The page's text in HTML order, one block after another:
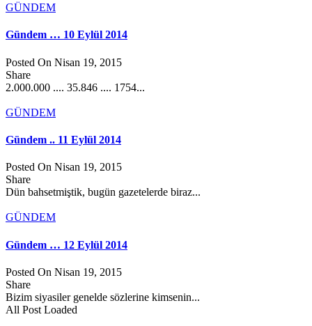
GÜNDEM
Gündem … 10 Eylül 2014
Posted On Nisan 19, 2015
Share
2.000.000 .... 35.846 .... 1754...
GÜNDEM
Gündem .. 11 Eylül 2014
Posted On Nisan 19, 2015
Share
Dün bahsetmiştik, bugün gazetelerde biraz...
GÜNDEM
Gündem … 12 Eylül 2014
Posted On Nisan 19, 2015
Share
Bizim siyasiler genelde sözlerine kimsenin...
All Post Loaded